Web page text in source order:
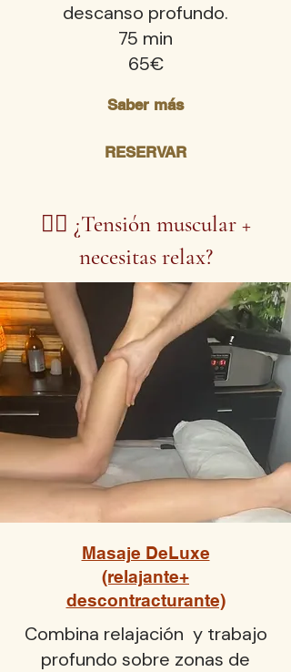
descanso profundo.
75 min
65€
Saber más
RESERVAR
💆‍♀️ ¿Tensión muscular +
necesitas relax?
Masaje DeLuxe
(relajante+
descontracturante)
Combina relajación y trabajo
profundo sobre zonas de